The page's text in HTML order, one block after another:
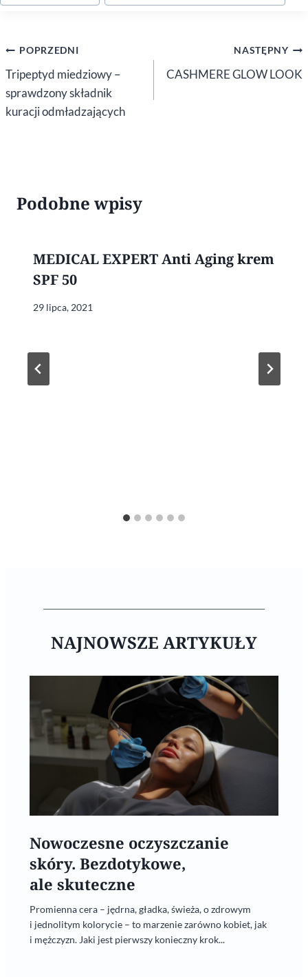
wpisu:
Nawigacja
wpisu
POPRZEDNI
Tripeptyd miedziowy –
sprawdzony składnik
kuracji odmładzających
NASTĘPNY
CASHMERE GLOW LOOK
Podobne wpisy
MEDICAL EXPERT Anti Aging krem
SPF 50
29 lipca, 2021
NAJNOWSZE ARTYKUŁY
Nowoczesne oczyszczanie
skóry. Bezdotykowe,
ale skuteczne
Promienna cera – jędrna, gładka, świeża, o zdrowym
i jednolitym kolorycie – to marzenie zarówno kobiet, jak
i mężczyzn. Jaki jest pierwszy konieczny krok...